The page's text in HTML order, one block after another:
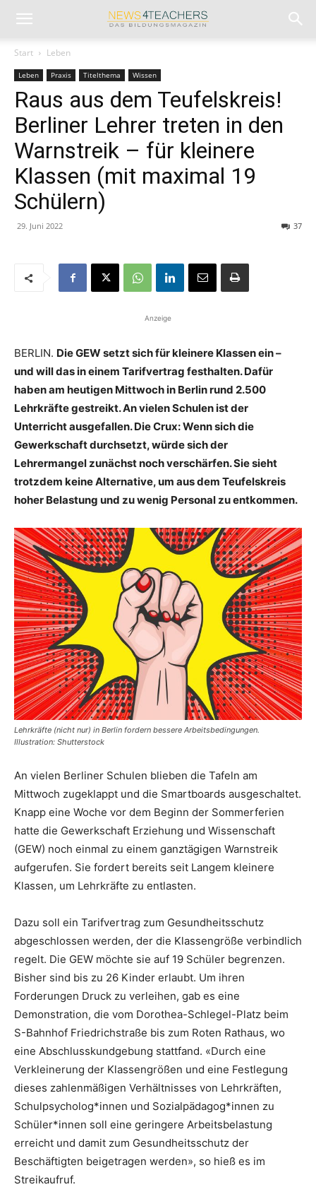
Start Leben
Leben Praxis Titelthema Wissen
Raus aus dem Teufelskreis!
Berliner Lehrer treten in den
Warnstreik – für kleinere
Klassen (mit maximal 19
Schülern)
29. Juni 2022 37
Anzeige
BERLIN. Die GEW setzt sich für kleinere Klassen ein –
und will das in einem Tarifvertrag festhalten. Dafür
haben am heutigen Mittwoch in Berlin rund 2.500
Lehrkräfte gestreikt. An vielen Schulen ist der
Unterricht ausgefallen. Die Crux: Wenn sich die
Gewerkschaft durchsetzt, würde sich der
Lehrermangel zunächst noch verschärfen. Sie sieht
trotzdem keine Alternative, um aus dem Teufelskreis
hoher Belastung und zu wenig Personal zu entkommen.
Lehrkräfte (nicht nur) in Berlin fordern bessere Arbeitsbedingungen.
Illustration: Shutterstock
An vielen Berliner Schulen blieben die Tafeln am
Mittwoch zugeklappt und die Smartboards ausgeschaltet.
Knapp eine Woche vor dem Beginn der Sommerferien
hatte die Gewerkschaft Erziehung und Wissenschaft
(GEW) noch einmal zu einem ganztägigen Warnstreik
aufgerufen. Sie fordert bereits seit Langem kleinere
Klassen, um Lehrkräfte zu entlasten.
Dazu soll ein Tarifvertrag zum Gesundheitsschutz
abgeschlossen werden, der die Klassengröße verbindlich
regelt. Die GEW möchte sie auf 19 Schüler begrenzen.
Bisher sind bis zu 26 Kinder erlaubt. Um ihren
Forderungen Druck zu verleihen, gab es eine
Demonstration, die vom Dorothea-Schlegel-Platz beim
S-Bahnhof Friedrichstraße bis zum Roten Rathaus, wo
eine Abschlusskundgebung stattfand. «Durch eine
Verkleinerung der Klassengrößen und eine Festlegung
dieses zahlenmäßigen Verhältnisses von Lehrkräften,
Schulpsycholog*innen und Sozialpädagog*innen zu
Schüler*innen soll eine geringere Arbeitsbelastung
erreicht und damit zum Gesundheitsschutz der
Beschäftigten beigetragen werden», so hieß es im
Streikaufruf.